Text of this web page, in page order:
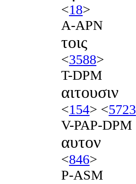
<18>
A-APN
τοις
<3588>
T-DPM
αιτουσιν
<154> <5723
V-PAP-DPM
αυτον
<846>
P-ASM